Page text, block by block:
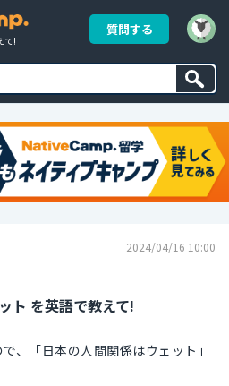
て!
質問する
2024/04/16 10:00
ト を英語で教えて!
、「日本の人間関係はウェット」